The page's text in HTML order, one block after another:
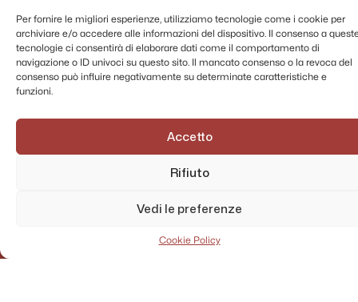
Per fornire le migliori esperienze, utilizziamo tecnologie come i cookie per
archiviare e/o accedere alle informazioni del dispositivo. Il consenso a
tecnologie ci consentirà di elaborare dati come il comportamento di
navigazione o ID univoci su questo sito. Il mancato consenso o la revoca del
consenso può influire negativamente su determinate caratteristiche e
funzioni.
Accetto
Rifiuto
Vedi le preferenze
Cookie Policy